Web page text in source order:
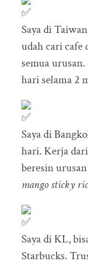
Saya di
udah cari cafe
semua
hari selama 2
Saya di
hari. Kerja
beresin
mango sticky
Saya di KL,
Starbucks.